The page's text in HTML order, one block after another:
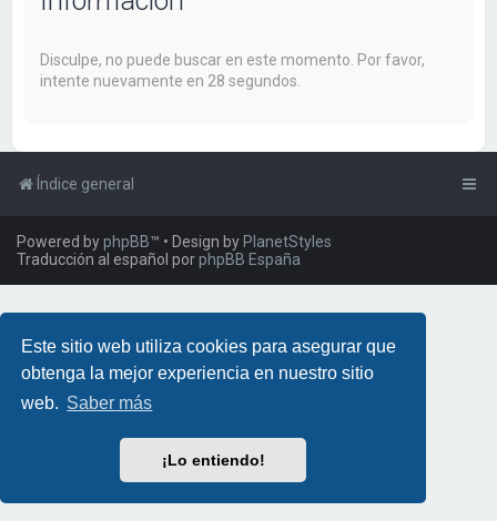
Este sitio web utiliza cookies para asegurar que
obtenga la mejor experiencia en nuestro sitio
web. Saber más
¡Lo entiendo!
Disculpe, no puede buscar en este momento. Por favor,
intente nuevamente en 28 segundos.
Índice general
Powered byphpBB™ • Design byPlanetStyles
Traducción al español porphpBB España